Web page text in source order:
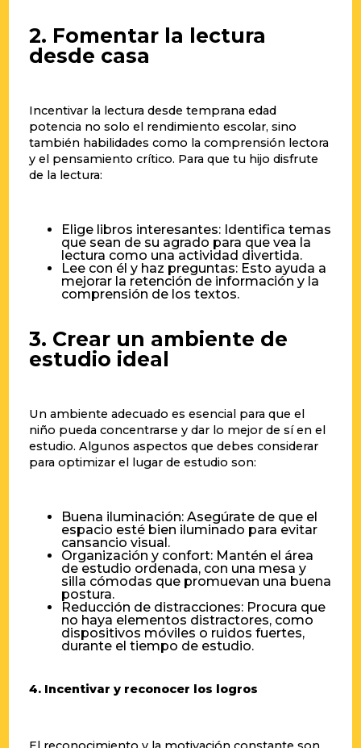
2. Fomentar la lectura
desde casa
Incentivar la lectura desde temprana edad
potencia no solo el rendimiento escolar, sino
también habilidades como la comprensión lectora
y el pensamiento crítico. Para que tu hijo disfrute
de la lectura:
Elige libros interesantes: Identifica temas
que sean de su agrado para que vea la
lectura como una actividad divertida.
Lee con él y haz preguntas: Esto ayuda a
mejorar la retención de información y la
comprensión de los textos.
3. Crear un ambiente de
estudio ideal
Un ambiente adecuado es esencial para que el
niño pueda concentrarse y dar lo mejor de sí en el
estudio. Algunos aspectos que debes considerar
para optimizar el lugar de estudio son:
Buena iluminación: Asegúrate de que el
espacio esté bien iluminado para evitar
cansancio visual.
Organización y confort: Mantén el área
de estudio ordenada, con una mesa y
silla cómodas que promuevan una buena
postura.
Reducción de distracciones: Procura que
no haya elementos distractores, como
dispositivos móviles o ruidos fuertes,
durante el tiempo de estudio.
4. Incentivar y reconocer los logros